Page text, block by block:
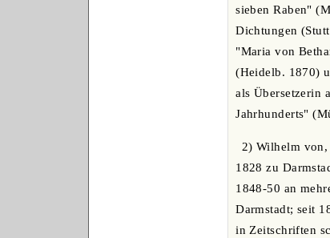
sieben Raben"
Dichtungen
"Maria von
(Heidelb. 1870)
als Übersetzerin
Jahrhunderts"
2) Wilhelm
1828 zu
1848-50 an
Darmstadt; seit
in Zeitschriften